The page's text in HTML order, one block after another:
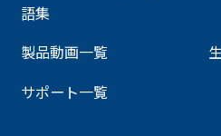
語集
製品動画一覧
サポート一覧